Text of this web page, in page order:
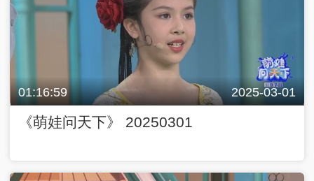
01:16:59 2025-03-01
《萌娃问天下》 20250301